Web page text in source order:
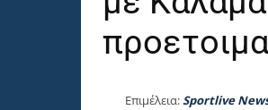
Επιμέλεια:Sportlive